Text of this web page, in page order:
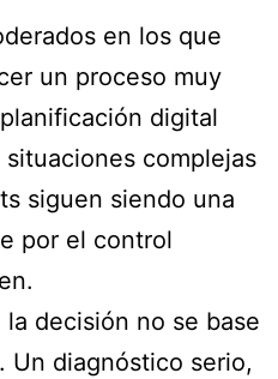
en los que
un proceso muy
digital
complejas
siguen siendo una
por el control
decisión no se base
Un diagnóstico serio,